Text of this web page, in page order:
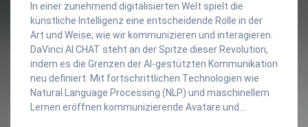
In einer zunehmend digitalisierten Welt spielt die
künstliche Intelligenz eine entscheidende Rolle in der
Art und Weise, wie wir kommunizieren und interagieren.
DaVinci AI CHAT steht an der Spitze dieser Revolution,
indem es die Grenzen der AI-gestützten Kommunikation
neu definiert. Mit fortschrittlichen Technologien wie
Natural Language Processing (NLP) und maschinellem
Lernen eröffnen kommunizierende Avatare und…